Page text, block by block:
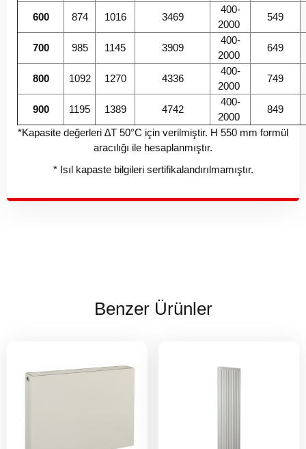
600 874 1016 3469
400-
2000
549
700 985 1145 3909
400-
2000
649
800 1092 1270 4336
400-
2000
749
900 1195 1389 4742
400-
2000
849
*Kapasite değerleri ∆T 50°C için verilmiştir. H 550 mm formül
aracılığı ile hesaplanmıştır.
* Isıl kapaste bilgileri sertifikalandırılmamıştır.
Benzer Ürünler